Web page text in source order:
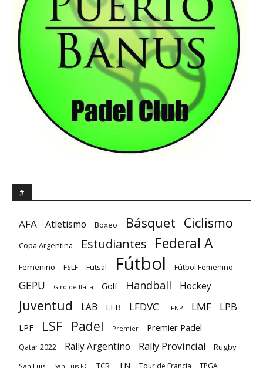
#
AFA Atletismo Boxeo Básquet Ciclismo
Copa Argentina Estudiantes Federal A
Femenino FSLF Futsal Fútbol Fútbol Femenino
GEPU Giro de Italia Golf Handball Hockey
Juventud LAB LFB LFDVC LFNP LMF LPB
LPF LSF Padel Premier Premier Padel
Qatar 2022 Rally Argentino Rally Provincial Rugby
San Luis San Luis FC TCR TN Tour de Francia TPGA